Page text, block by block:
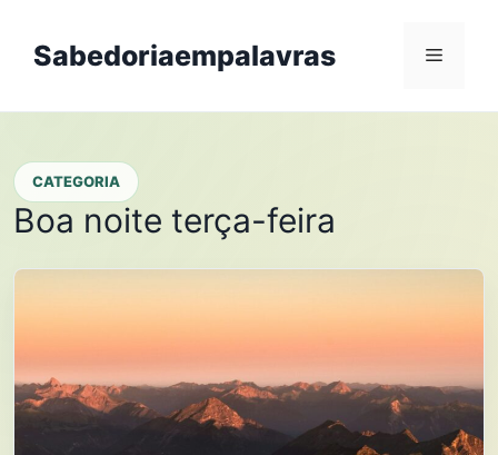
contentSabedoriaempalavras Menu
CATEGORIA
Boa noite terça-feira